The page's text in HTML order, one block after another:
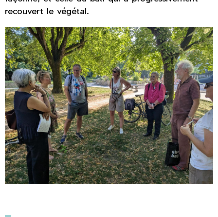
recouvert le végétal.